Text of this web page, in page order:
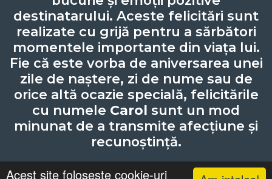
Acest site foloseste cookie-uri
destinatarului. Aceste felicitări sunt
realizate cu grijă pentru a sărbători
momentele importante din viața lui.
Fie că este vorba de aniversarea unei
zile de naștere, zi de nume sau de
orice altă ocazie specială, felicitările
cu numele Carol sunt un mod
minunat de a transmite afecțiune și
recunoștință.